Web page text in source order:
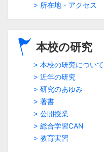
所在地・アクセス
本校の研究
本校の研究について
近年の研究
研究のあゆみ
著書
公開授業
総合学習CAN
教育実習